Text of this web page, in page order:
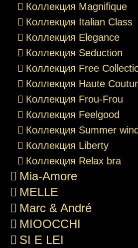
Коллекция Magnifique
Коллекция Italian Class
Коллекция Elegance
Коллекция Seduction
Коллекция Free
Коллекция Haute
Коллекция Frou-Frou
Коллекция Feelgood
Коллекция Summer
Коллекция Liberty
Коллекция Relax bra
Mia-Amore
MELLE
Marc & André
MIOOCCHI
SI E LEI